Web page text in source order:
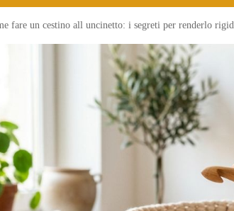
fare un cestino all uncinetto: i segreti per renderlo